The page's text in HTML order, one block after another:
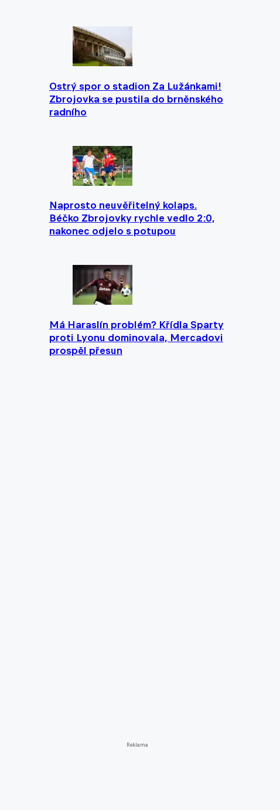
Ostrý spor o stadion Za Lužánkami!
Zbrojovka se pustila do brněnského
radního
Naprosto neuvěřitelný kolaps.
Béčko Zbrojovky rychle vedlo 2:0,
nakonec odjelo s potupou
Má Haraslín problém? Křídla Sparty
proti Lyonu dominovala, Mercadovi
prospěl přesun
Reklama